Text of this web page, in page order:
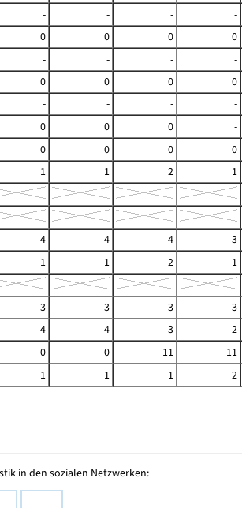
- - -
-
0 0 0 0
- - -
-
0 0 0 0
- - - -
0 0 0
-
0 0 0
0
1 1 2 1
4 4 4 3
1 1 2
1
3 3 3 3
4 4 3 2
0 0 11
11
1 1 1 2
in den sozialen Netzwerken: